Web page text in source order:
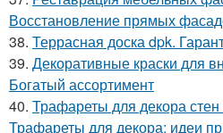
Восстановление прямых
38. Террасная доска dpk.
39. Декоративные краски для
Богатый ассортимент
40. Трафареты для декора
Трафареты для декора: идеи